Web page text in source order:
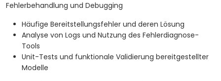
Fehlerbehandlung und Debugging
Häufige Bereitstellungsfehler und deren Lösung
Analyse von Logs und Nutzung des Fehlerdiagnose-
Tools
Unit-Tests und funktionale Validierung bereitgestellter
Modelle